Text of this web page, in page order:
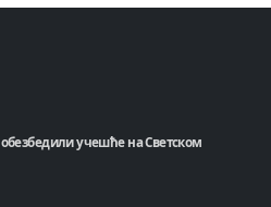
учешће на Светском